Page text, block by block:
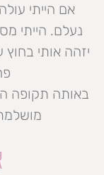
אם הייתי
נעלם. הייתי
יזהה אותי
באותה תקופה